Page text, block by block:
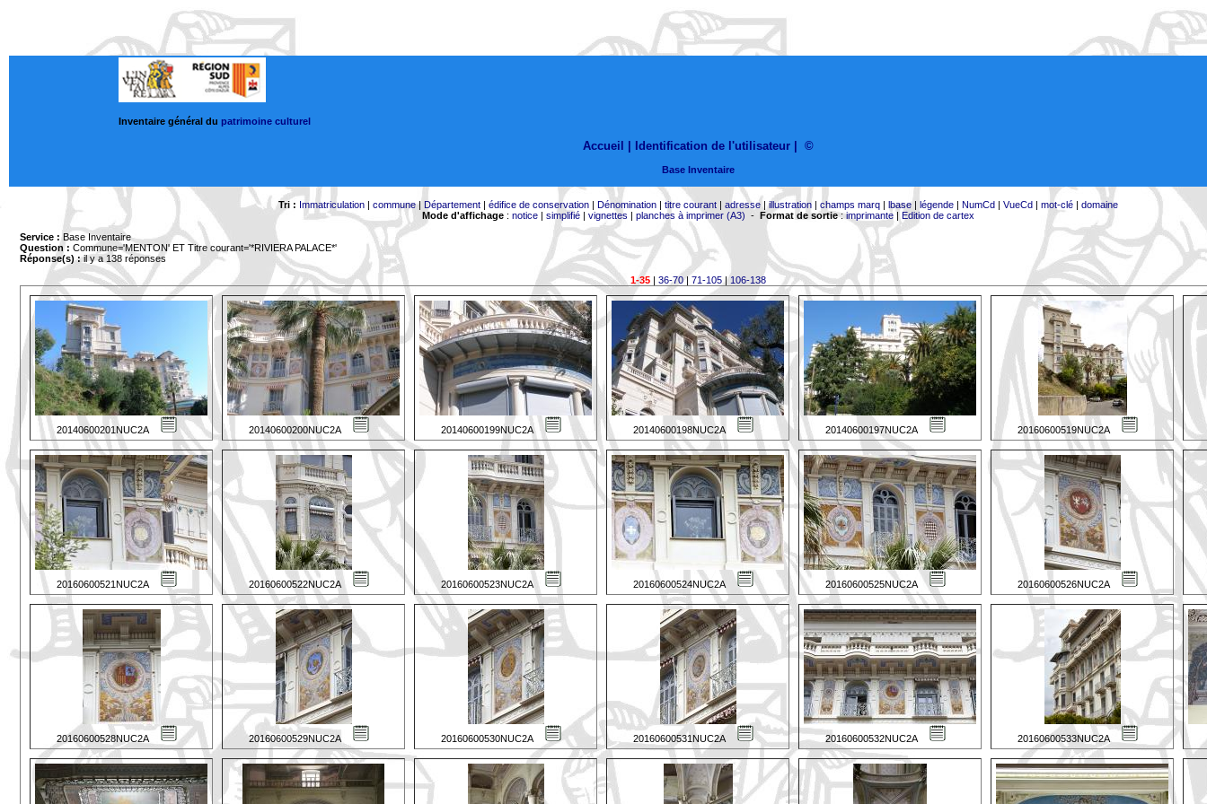
Inventaire général du patrimoine culturel
Accueil | Identification de l'utilisateur ©
Base Inventaire
Tri : Immatriculation| commune| Département| édifice de conservation| Dénomination| titre courant| adresse|illustration| champs marq| lbase| légende| NumCd| VueCd| mot-clé| domaine
Mode d'affichage: notice| simplifié| vignettes | planches à imprimer (A3) - Format de sortie:imprimante| Edition de cartex
Service : Base Inventaire
Question : Commune='MENTON' ET Titre courant='*RIVIERA PALACE*'
Réponse(s) :il y a 138 réponses
1-35| 36-70| 71-105|106-138
20140600201NUC2A 20140600200NUC2A 20140600199NUC2A 20140600198NUC2A 20140600197NUC2A 20160600519NUC2A
20160600521NUC2A 20160600522NUC2A 20160600523NUC2A 20160600524NUC2A 20160600525NUC2A 20160600526NUC2A
20160600528NUC2A 20160600529NUC2A 20160600530NUC2A 20160600531NUC2A 20160600532NUC2A 20160600533NUC2A